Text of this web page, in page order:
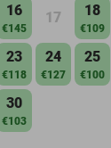
16
€145
17 18
€109
23
€118
24
€127
25
€100
30
€103